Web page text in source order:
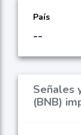
País
--
Señales
(BNB)